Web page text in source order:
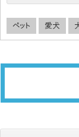
ペット 愛犬